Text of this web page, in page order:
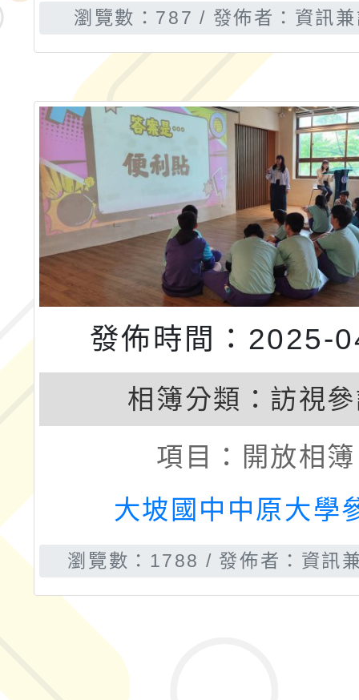
瀏覽數：787 發佈者：資訊
發佈時間：2025-
相簿分類： 訪視
項目： 開放相簿
大坡國中中原大學
瀏覽數：1788 發佈者：資訊